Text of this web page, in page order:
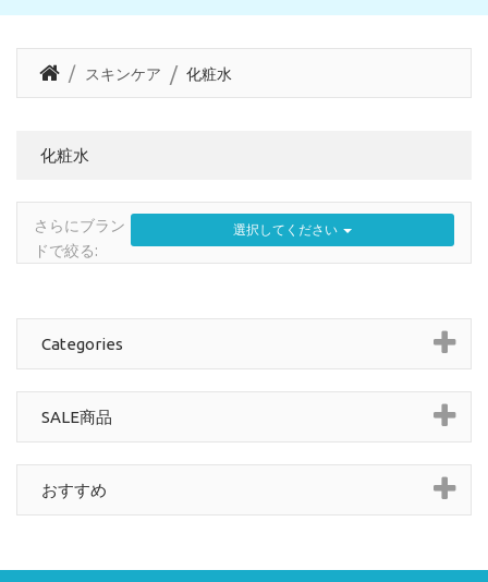
スキンケア 化粧水
化粧水
さらにブラン
ドで絞る:
選択してください
Categories
SALE商品
おすすめ